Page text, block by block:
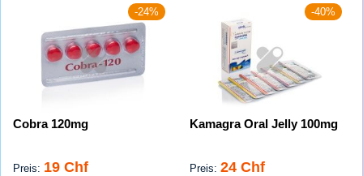
-24%
Cobra 120mg
Preis: 19 Chf
-40%
Kamagra Oral Jelly 100mg
Preis: 24 Chf